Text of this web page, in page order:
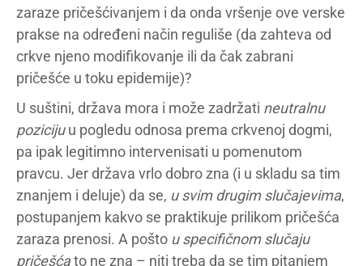
zaraze pričešćivanjem i da onda vršenje ove verske
prakse na određeni način reguliše (da zahteva od
crkve njeno modifikovanje ili da čak zabrani
pričešće u toku epidemije)?
U suštini, država mora i može zadržati neutralnu
pozicijuu pogledu odnosa prema crkvenoj dogmi,
pa ipak legitimno intervenisati u pomenutom
pravcu. Jer država vrlo dobro zna (i u skladu sa tim
znanjem i deluje) da se, u svim drugim slučajevima,
postupanjem kakvo se praktikuje prilikom pričešća
zaraza prenosi. A pošto u specifičnom slučaju
pričešćato ne zna – niti treba da se tim pitanjem